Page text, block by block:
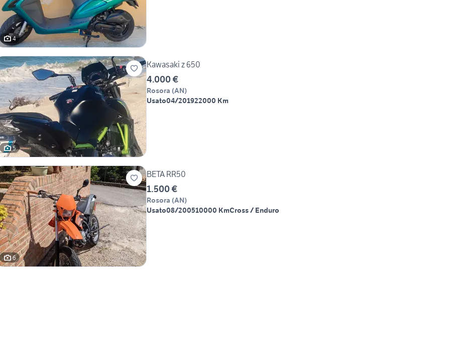
4
5
Kawasaki z 650
4.000 €
Rosora (AN)
Usato04/201922000 Km
6
BETA RR50
1.500 €
Rosora (AN)
Usato08/200510000 KmCross / Enduro